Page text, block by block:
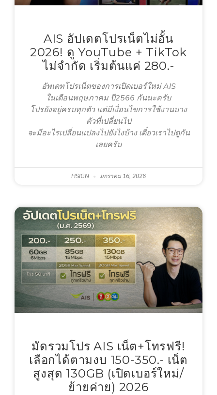
AIS อัปเดตโปรเน็ตไม่อั้น
2026! ดู YouTube + TikTok
ไม่จำกัด เริ่มต้นแค่ 280.-
อัพเดทโปรเน็ตของการเปิดเบอร์ใหม่ AIS
ในเดือนพฤษภาคม ปี2566 กันนะครับ
โปรยังอยู่ครบทุกตัว แต่มีเงื่อนไขการใช้งานบาง
ตัวที่เปลี่ยนไป
จะมีอะไรเปลี่ยนแปลงไปยังไงบ้าง เดี๋ยวเราไปดูกัน
เลยครับ
HSIGN มกราคม 16, 2026
มัดรวมโปร AIS เน็ต+โทรฟรี!
เลือกได้ตามงบ 150-350.- เน็ต
สูงสุด 130GB (เปิดเบอร์ใหม่/
ย้ายค่าย) 2026